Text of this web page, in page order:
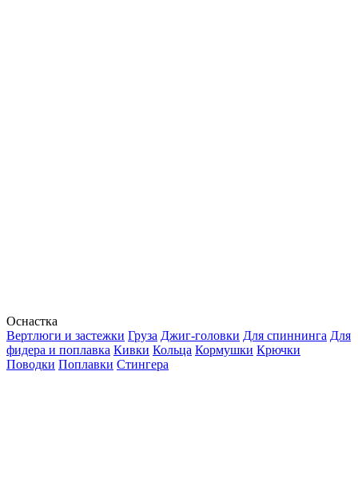
Оснастка
Вертлюги и застежки Груза Джиг-головки Для спиннинга Для
фидера и поплавка Кивки Кольца Кормушки Крючки
Поводки Поплавки Стингера